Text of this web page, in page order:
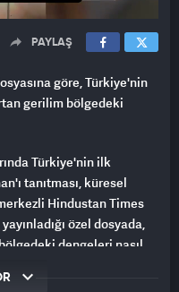
PAYLAŞ
göre, Türkiye'nin
gerilim bölgedeki
Türkiye'nin ilk
tanıtması, küresel
Hindustan Times
özel dosyada,
dengeleri nasıl